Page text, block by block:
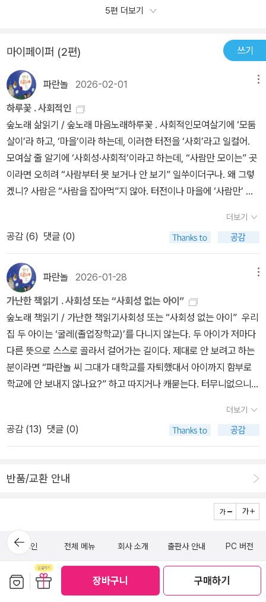
장바구니 구매하기
술로 확장되면서 사회적 역량으로 점차 자라나는 과정을 소개하고 있
어요.📌이 책이 좋았던 부분은,단순한 이론 설명에서 그치는 것이 아
니라,해당 조각들에 대해 기르는 힘을 자세한<솔루션>으로 제공하고
있다는 점이예요.예를들면,<자기조절 >훈련 중 '감정 조절'에서는 스
스로 자신의 감정을 다스릴 수 있는 방법으로,감정 온도계, 마법의 반
짝이, 감정 신호등, 감정 상자를 통해 직접적으로 아이에게 실천할 수
있는 방법을 제시하죠.<자기 조절> 훈련 중 '생각 조절'에서는 포기하
지 않고 더 나은 방법을 찾아내는 힘으로체크리스트를 통해 아이가
할 일을 눈에 보이게 만드는 방법을 제시하고,'행동 조절'에서는 멈춤
버튼과 매직 리모컨, 규칙과 선택에 대해서 조절하는 방법을 알려주
고 있어요.꼭 소개해드리고 싶은 부분이 있었어요!아이의 행동을 바
로 행동을 선택하고 실행할 기회를 준다는 사실이였어요!이런 경험들
이 쌓이면 자연스럽게 자기 조절 능력도 키우면서 협조적인 태도를
끌어내기 까지 한다는 놀라운 사실!학교를 통해 사회생활을 하는 우
리 아이들에게도 꼭 필요한 관계!진심으로 사과하는 4단계 말하기는
우리 가정에서도 꼭 교육이 되었으면 하는 바램입니다.🙏우리 아이
들이 자신만의 퍼즐을 완성하기 위해서는 어른들의 깊은 관찰과 섬세
한 훈육, 따뜻한 응원이 필요하다는 것도 다시 한 번 새겨봅니다.➡️
아직 미처 발견하지 못한 조각,➡️ 혹은 잃어버린 조각을 찾아 아이의
사회성이라는 최고의 역량을 완성하게 도와주자구요!이 책은 출판사
책 감사합니다 💛 #빅피시 #지니킴 #아이의사회성 #사회성 #인간
관계 #성장 #아이의비밀 #육아서 #교육서 #부모추천도서 #강한엄
마 #강한엄마독서기록장 #교우관계 #아이발달
뢰’다. 흥미로운 점은 이 다섯 가지가 각각 공감, 협력, 규칙, 책임, 존
은 독립된 능력이 아니라, 관계 속에서 싹트고 자라는 복합적이고 유
기적인 힘이다.​​​이 책이 인상적인 또 하나의 이유는, 단순히 ‘이렇게 하
라’는 육아 지침서가 아니라, 실제 사례와 아이의 성향, 기질, 환경을
종합적으로 바라보게 해주는 안내서라는 점이다. 부모 스스로 아이의
사회성 발달 상태를 점검할 수 있도록 구성된 자가 테스트, 기초-심
화-실전으로 이어지는 단계적 구성도 실용적이다. 무엇보다 부모가
가져야 할 태도와 역할을 구체적으로 다룬 후반부는, 막막함을 느끼
는 독자들에게 큰 도움을 준다.​​​​특히 나는 ‘아이의 불편함을 너무 서둘
러 제거하지 말라’는 조언에 깊이 공감했다. 사소한 갈등과 불편함 속
에서 감정을 다루는 법, 다름을 이해하고 조율하는 법을 배워야 사회
을 되짚게 한다. 빠르게 해결해주고, 경쟁에서 뒤처지지 않도록 발벗
고 나섰던 나의 태도도 다시 돌아보게 했다.​​​​하지만 동시에, 나는 이 조
언을 무조건적인 원칙으로 받아들이는 데에는 조심스러웠다. 나의 둘
째 아이가 한 친구로부터 오랜 시간 반복적으로 괴롭힘을 당했던 경
험이 있다. 아이는 스스로 해결해보려 애썼고, 선생님에게 도움을 요
청했지만 상황은 나아지지 않았다. 결국 나도 알게 되었고, 개입하지
않을 수 없었다. 이때 나는 확신했다. ‘불편함을 견디는 훈련’과 ‘부당
한 상황에 대한 보호’는 분명 구분되어야 한다는 것을.​​​​이 책은 그런 균
형에 대해서도 언급한다. ‘도움을 요청하는 것’ 역시 용기이며, 그 자
체로 사회성의 일부라는 메시지는 부모로 하여금 어느 한쪽으로 쏠리
지 않도록 해준다. 다만 이 부분이 조금 더 강조되었더라면 좋았겠다
는 아쉬움도 남았다. 특히 실제 상황에서 어디까지가 ‘불편함 견디
기’이고, 어디서부터는 ‘개입이 필요한 일’인지 판단이 어려운 부모들
고 부모로 하여금 그 과정에 함께 머물며 기다릴 수 있도록 도와주는
해야 할 것’이라 말한다. 빠르게 결과를 원하고, 눈에 보이는 성과에
익숙한 시대에, 이 책이 전하는 느리고 깊은 사회성의 이야기는 분명
큰 울림을 남긴다.
5편 더보기
마이페이퍼 (2편) 쓰기
파란놀 2026-02-01
하루꽃 . 사회적인
숲노래 삶읽기 / 숲노래 마음노래하루꽃 . 사회적인모여살기에 ‘모둠
살이’라 하고, ‘마을’이라 하는데, 이러한 터전을 ‘사회’라고 일컬어.
모여살 줄 알기에 ‘사회성·사회적’이라고 하는데, “사람만 모이는” 곳
이라면 오히려 “사람부터 못 보거나 안 보기” 일쑤이더구나. 왜 그렇
겠니? 사람은 “사람을 잡아먹”지 않아. 터전이나 마을에 ‘사람만’ 있
짐승·벌레를 밀어낸 ‘사람터(사회)’에서는 그만 사람끼리 악쓰며 싸우
고 말아. 몸뚱어리를 잡아먹지는 않지만, 마음을 잡아먹고 할퀴고 갉
지. 해가 골고루 비추고 바람이 푸르게 불고 비가 싱그러이 내리는 터
전이어야 비로소 사람 사이에 나란히 햇볕이 따스하고 바람이 밝고
빗물이 맑아. 온누리 모든 서울(도시)을 보렴. 어느 나라 어느 서울이
든 매캐하고 갑갑하고 시끄럽고 뿌옇고 어지러워. ‘사람터’인데 오히
려 사람이 사람답게 살아가기 어려운 나머지, 사람들 스스로 ‘살아
남’거나 버티려고 악착같고 다투고 빼앗고 노리고 시샘하고 따돌려.
이러면서 끼리끼리 담벼락을 둘러치고 올리네. ‘나눔길’이 아니라 ‘혼
자차지’로 굴러떨어져. ‘사회성·사회적’이란 뭘까? 이웃을 안 보고 내
쳐야 ‘사회성’일까? 동무를 따돌리고 괴롭히며 길미를 긁어모아야
‘사회적’일까? 남하고 똑같이 맞춰야 하니? 남보다 낫거나 높거나 커
야 하니? 숲빛을 잊은 곳은 삶터일 수 없어. 들빛을 몰아낸 곳은 살림
나무.ㅍㄹㄴ글 : 숲노래·파란놀(최종규). 낱말책을 쓴다. 《풀꽃나무
를 위한 우리말과 문해력》, 《들꽃내음 따라 걷다가 작은책집을 보았
습니다》, 《우리말꽃》, 《쉬운 말이 평화》, 《곁말》, 《책숲마실》, 《우리
말 수수께끼 동시》, 《시골에서 살림 짓는 즐거움》, 《이오덕 마음 읽
기》을 썼다. blog.naver.com/hbooklove
더보기
공감 (6) 댓글 (0)
파란놀 2026-01-28
가난한 책읽기 . 사회성 또는 “사회성 없는 아이”
숲노래 책읽기 / 가난한 책읽기사회성 또는 “사회성 없는 아이” 우리
집 두 아이는 ‘굴레(졸업장학교)’를 다니지 않는다. 두 아이가 저마다
다른 뜻으로 스스로 골라서 걸어가는 길이다. 제대로 안 보려고 하는
분이라면 “파란놀 씨 그대가 대학교를 자퇴했대서 아이까지 함부로
학교에 안 보내지 않나요?” 하고 따지거나 캐묻는다. 터무니없으니
러쿵’을 안 한다. 낱말지기(사전편찬자)는 좋은말과 나쁜말을 안 가리
면서, 모든 낱말이 저마다 빛이 흐르는 씨앗인 줄 느껴서, 모든 낱말을
그저 그 낱말에 깃드는 숨빛에 따라서 다 다르게 풀어내고 밝히고 알
여주는 몫이다. 나는 두 아이를 굴레(졸업장학교)에 안 넣을 뜻도 넣
을 뜻도 없이, 두 아이하고 함께 살아왔고, 함께 살아가며, 함께 살아
내는 나날을 그린다. 그러니까, 두 아이가 굴레이자 늪인 졸업장학교
에 가고 싶다고 한다면, “졸업장학교를 다니면서도 스스로 넋을 돌보
고 마음을 가꾸고 몸을 북돋아서 삶을 짓는 길”을 들려주고 함께하는
길을 미리 헤아려 놓았다. 두 아이가 집에서 스스로 살림을 지으며 배
움길을 닦고 싶다고 고른다면, 이때에는 이때대로 두 아이랑 보금자
더보기
공감 (13) 댓글 (0)
반품/교환 안내
뒤로가
기
로그인 전체 메뉴 회사 소개 출판사 안내 PC 버전
(주)알라딘커뮤니케이션